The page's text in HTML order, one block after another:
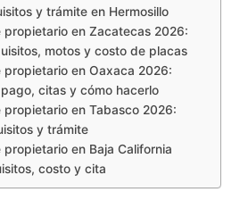
y trámite en Hermosillo
propietario en Zacatecas 2026:
motos y costo de placas
propietario en Oaxaca 2026:
citas y cómo hacerlo
propietario en Tabasco 2026:
y trámite
propietario en Baja California
costo y cita